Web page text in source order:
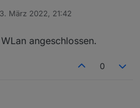
enterprise/en/modbus-tcp-
kein Modbus aktuell so kann.
zurück.
Kabel angeschlossen? Hatte
März 2022, 21:42
von
angeschlossen.
0